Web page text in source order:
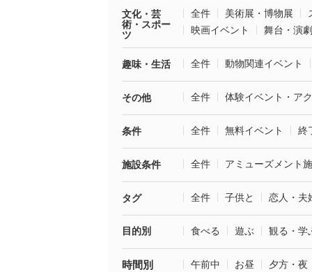
文化・芸
術・スポー
ツ
全件 美術展・博物展
映画イベント
舞台・演劇
趣味・生活 全件 動物関連イベント
その他 全件 体験イベント・ア
条件 全件 無料イベント 終
施設条件 全件 アミューズメント
タグ 全件 子供と 恋人・夫
目的別 食べる 遊ぶ 観る・学
時間別 午前中 お昼 夕方・夜